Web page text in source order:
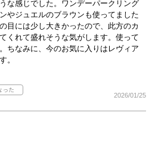
な感じでした。ワンデーパークリング
やジュエルのブラウンも使ってました
目には少し大きかったので、此方のカ
くれて盛れそうな気がします。使って
ちなみに、今のお気に入りはレヴィア
。
2026/01/25